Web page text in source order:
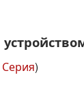
Серия)